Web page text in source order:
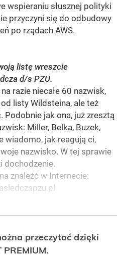
wspieraniu słusznej polityki
przyczyni się do odbudowy
po rządach AWS.
listę wreszcie
d/s PZU.
razie niecałe 60 nazwisk,
listy Wildsteina, ale też
Podobnie jak ona, już zresztą
Miller, Belka, Buzek,
wiadomo, jak reagują ci,
nazwisko. W tej sprawie
dochodzenie.
znaleźć w Internecie:
przeczytać dzięki